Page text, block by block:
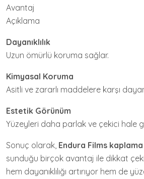
Avantaj
Açıklama
Dayanıklılık
Uzun ömürlü koruma sağlar.
Kimyasal Koruma
Asitli ve zararlı maddelere karşı
Estetik Görünüm
Yüzeyleri daha parlak ve çekici hale
Sonuç olarak, Endura Films
sunduğu birçok avantaj ile dikkat
hem dayanıklılığı artırıyor hem de